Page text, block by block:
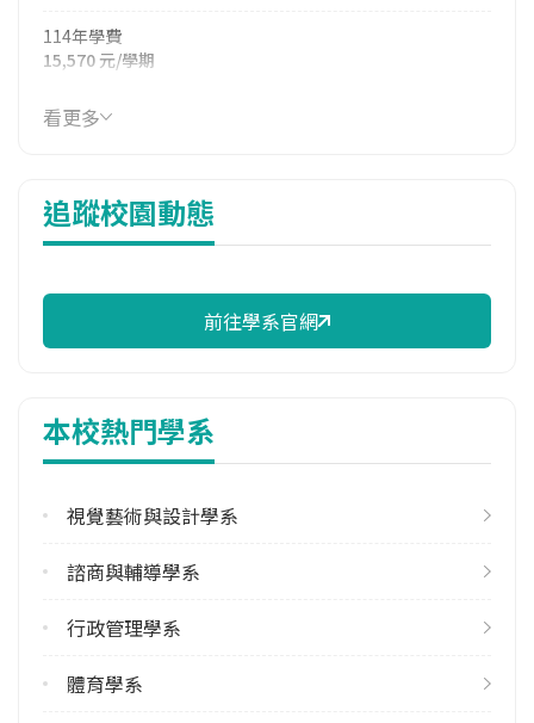
114年學費
15,570 元/學期
114年雜費
9,760 元/學期
97.62%
雙主修人數
學系地址
臺南市中西區樹林街二段33號
看更多
追蹤校園動態
前往學系官網
本校熱門學系
視覺藝術與設計學系
諮商與輔導學系
行政管理學系
體育學系